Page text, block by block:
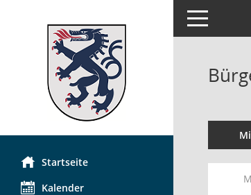
Startseite
Kalender
Toggle